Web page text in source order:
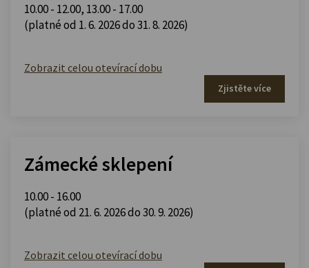
10.00 - 12.00, 13.00 - 17.00
(platné od 1. 6. 2026 do 31. 8. 2026)
Zobrazit celou otevírací dobu
Zjistěte více
Zámecké sklepení
10.00 - 16.00
(platné od 21. 6. 2026 do 30. 9. 2026)
Zobrazit celou otevírací dobu